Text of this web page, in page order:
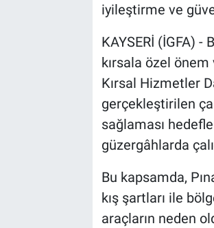
iyileştirme ve
KAYSERİ (İGFA) -
kırsala özel
Kırsal Hizmetler
gerçekleştirilen
sağlaması
güzergâhlarda
Bu kapsamda,
kış şartları ile
araçların neden